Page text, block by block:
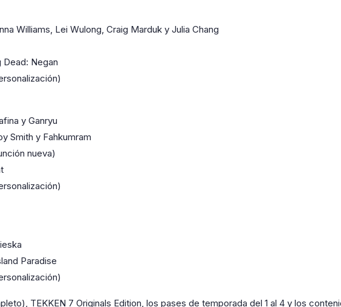
Williams, Lei Wulong, Craig Marduk y Julia Chang
Dead: Negan
y Ganryu
Smith y Fahkumram
nueva)
Paradise
TEKKEN 7 Originals Edition, los pases de temporada del 1 al 4 y los